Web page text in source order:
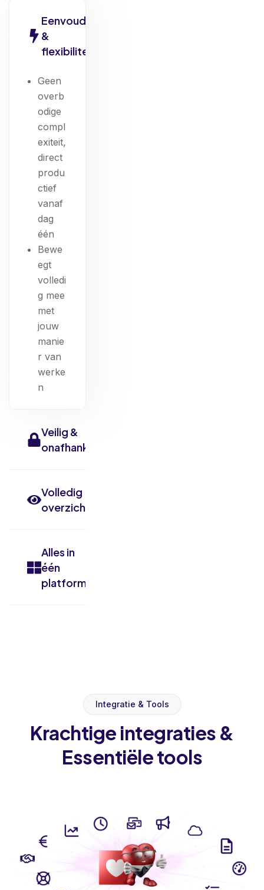
Eenvoud
&
flexibiliteit
Geen
overb
odige
compl
exiteit,
direct
produ
ctief
vanaf
dag
één
Bewe
egt
volledi
g mee
met
jouw
manie
r van
werke
n
Veilig &
onafhankelijk
Volledig
overzicht
Alles in
één
platform
Integratie & Tools
Krachtige integraties &
Essentiële tools